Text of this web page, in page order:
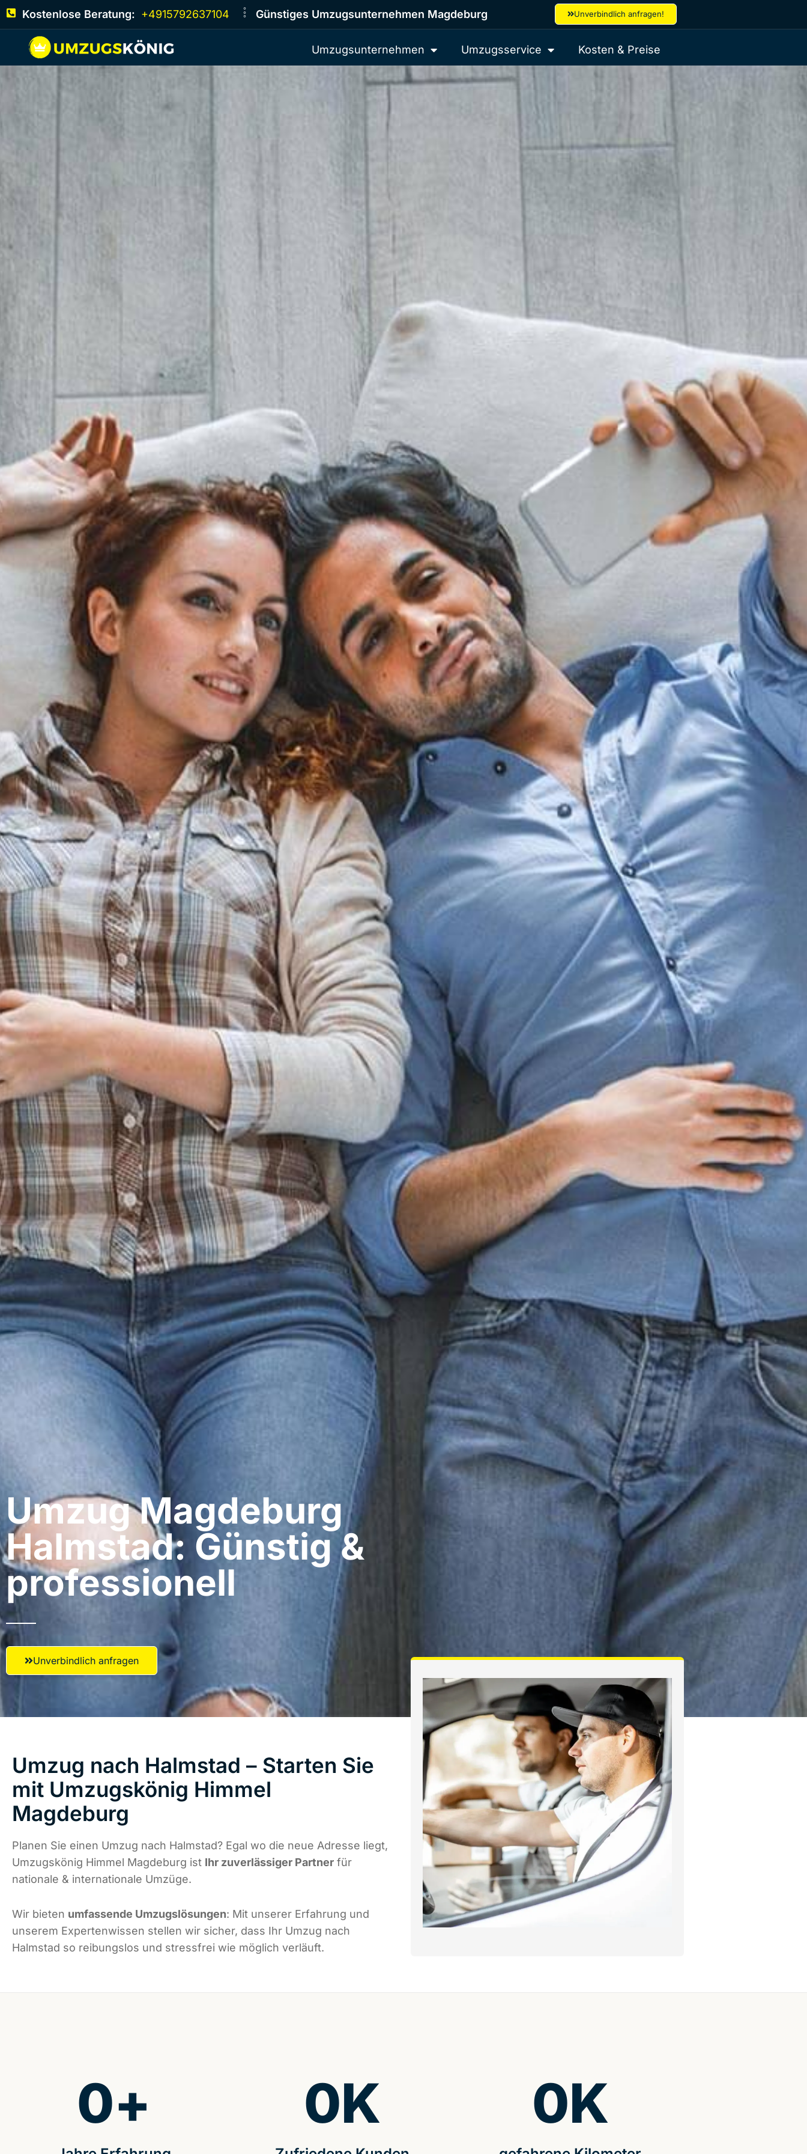
Kostenlose Beratung: +4915792637104 Günstiges Umzugsunternehmen Magdeburg Unverbindlich anfragen!
Umzugsunternehmen Umzugsservice Kosten & Preise
Umzug Magdeburg​
Halmstad: Günstig &
professionell​
Unverbindlich anfragen
Umzug nach Halmstad – Starten Sie
mit Umzugskönig Himmel
Magdeburg
Planen Sie einen Umzug nach Halmstad? Egal wo die neue Adresse liegt,
Umzugskönig Himmel Magdeburg ist Ihr zuverlässiger Partner für
nationale & internationale Umzüge.
Wir bieten umfassende Umzugslösungen: Mit unserer Erfahrung und
unserem Expertenwissen stellen wir sicher, dass Ihr Umzug nach
Halmstad so reibungslos und stressfrei wie möglich verläuft.
0+ 0K 0K